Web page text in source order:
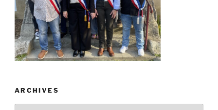
ARCHIVES